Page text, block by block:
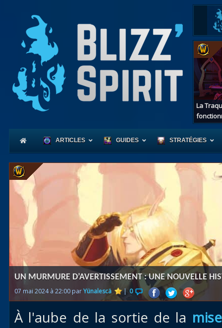
La
ARTICLES GUIDES
Coeur
Races
alliées
des îles
STRATÉGIES
UN MURMURE D’AVERTISSEMENT : UNE NOUVELLE
07 mai 2024 à 22:00 parYünalescä | 0
À l'aube de la sortie de la